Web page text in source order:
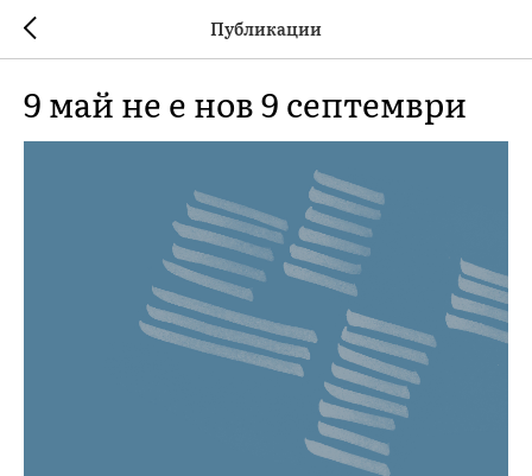
Публикации
9 май не е нов 9 септември